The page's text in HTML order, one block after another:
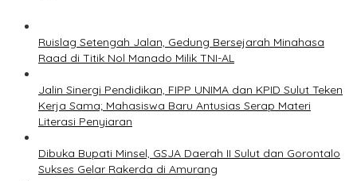
Ruislag Setengah Jalan, Gedung Bersejarah Minahasa
Raad di Titik Nol Manado Milik TNI-AL
Jalin Sinergi Pendidikan, FIPP UNIMA dan KPID Sulut Teken
Kerja Sama; Mahasiswa Baru Antusias Serap Materi
Literasi Penyiaran
Dibuka Bupati Minsel, GSJA Daerah II Sulut dan Gorontalo
Sukses Gelar Rakerda di Amurang